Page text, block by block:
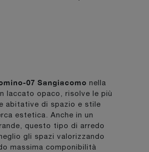
07 Sangiacomo nella
laccato opaco, risolve le più
abitative di spazio e stile
estetica. Anche in un
questo tipo di arredo
gli spazi valorizzando
massima componibilità